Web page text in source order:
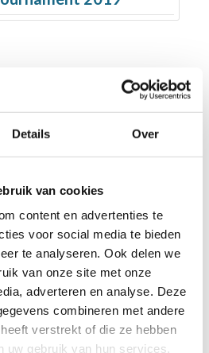
Details Over
van cookies
content en advertenties te
voor social media te bieden
te analyseren. Ook delen we
van onze site met onze
adverteren en analyse. Deze
combineren met andere
verstrekt of die ze hebben
uw gebruik van hun services.
mede mogelijk gemaakt